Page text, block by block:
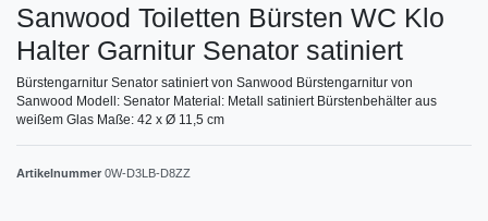
Sanwood Toiletten Bürsten WC Klo
Halter Garnitur Senator satiniert
Bürstengarnitur Senator satiniert von Sanwood Bürstengarnitur von
Sanwood Modell: Senator Material: Metall satiniert Bürstenbehälter aus
weißem Glas Maße: 42 x Ø 11,5 cm
Artikelnummer 0W-D3LB-D8ZZ